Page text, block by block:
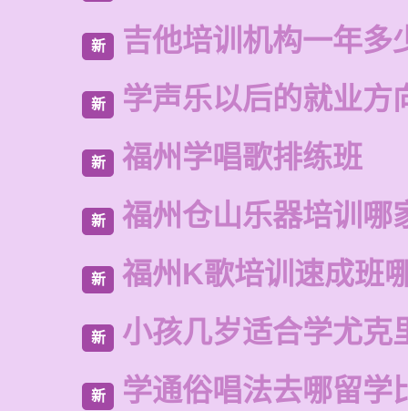
新 吉他培训机构一年多
新 学声乐以后的就业方
新 福州学唱歌排练班
新 福州仓山乐器培训哪
新 福州K歌培训速成班
新 小孩几岁适合学尤克
新 学通俗唱法去哪留学